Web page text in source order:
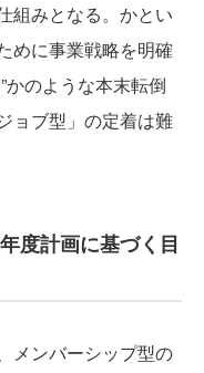
組みとなる。かとい
めに事業戦略を明確
かのような本末転倒
ョブ型」の定着は難
度計画に基づく目
メンバーシップ型の